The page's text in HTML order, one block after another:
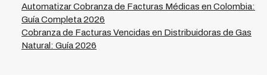
Automatizar Cobranza de Facturas Médicas en Colombia:
Guía Completa 2026
Cobranza de Facturas Vencidas en Distribuidoras de Gas
Natural: Guía 2026